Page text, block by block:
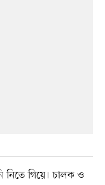
নিতে গিয়ে। চালক ও